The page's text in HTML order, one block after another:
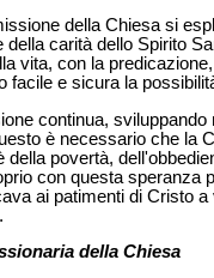
della Chiesa si
della carità dello Spirito
vita, con la
facile e sicura la
continua,
è necessario che la
della povertà,
con questa speranza
ai patimenti di Cristo
della Chiesa